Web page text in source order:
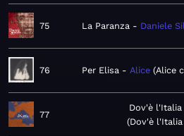
75 La Paranza Daniele
76 Per Elisa Alice Alice
77
Dov'è l'Italia
Dov'è